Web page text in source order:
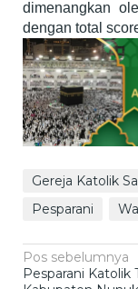
dimenangkan
dengan total
Gereja Katolik
Pesparani
Navigasi
Pos sebelumnya
Pesparani Katolik